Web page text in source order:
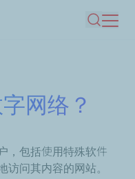
搜索
网络？
，包括使用特殊软件
问其内容的网站。